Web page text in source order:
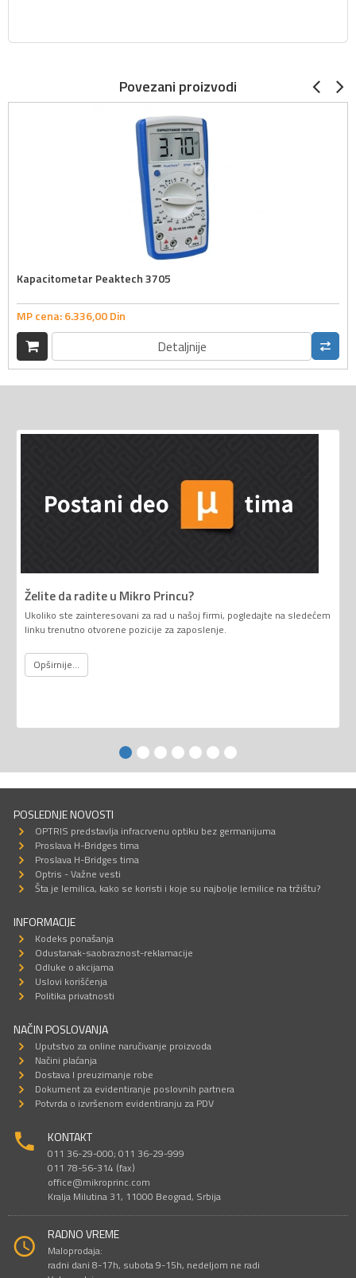
Povezani proizvodi
Kapacitometar Peaktech 3705
MP cena:6.336,00Din
Detaljnije
Želite da radite u Mikro Princu?
Ukoliko ste zainteresovani za rad u našoj firmi, pogledajte na sledećem
linku trenutno otvorene pozicije za zaposlenje.
Opširnije...
POSLEDNJE NOVOSTI
OPTRIS predstavlja infracrvenu optiku bez germanijuma
Proslava H-Bridges tima
Proslava H-Bridges tima
Optris - Važne vesti
Šta je lemilica, kako se koristi i koje su najbolje lemilice na tržištu?
INFORMACIJE
Kodeks ponašanja
Odustanak-saobraznost-reklamacije
Odluke o akcijama
Uslovi korišćenja
Politika privatnosti
NAČIN POSLOVANJA
Uputstvo za online naručivanje proizvoda
Načini plaćanja
Dostava I preuzimanje robe
Dokument za evidentiranje poslovnih partnera
Potvrda o izvršenom evidentiranju za PDV
KONTAKT
011 36-29-000; 011 36-29-999
011 78-56-314 (fax)
office@mikroprinc.com
Kralja Milutina 31, 11000 Beograd, Srbija
RADNO VREME
Maloprodaja:
radni dani 8-17h, subota 9-15h, nedeljom ne radi